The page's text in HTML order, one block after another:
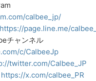
calbee_jp/
https://page.line.me/
チャンネル
c/CalbeeJp
twitter.com/Calbee_JP
https://x.com/calbee_PR